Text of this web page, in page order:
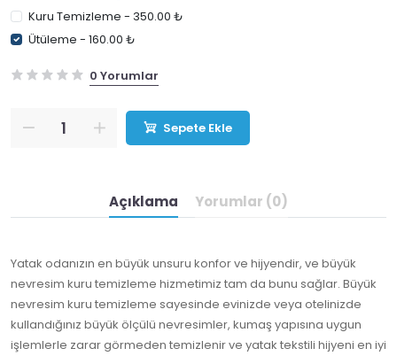
Kuru Temizleme - 350.00 ₺
Ütüleme - 160.00 ₺
0 Yorumlar
Sepete Ekle
Açıklama Yorumlar (0)
Yatak odanızın en büyük unsuru konfor ve hijyendir, ve büyük
nevresim kuru temizleme hizmetimiz tam da bunu sağlar. Büyük
nevresim kuru temizleme sayesinde evinizde veya otelinizde
kullandığınız büyük ölçülü nevresimler, kumaş yapısına uygun
işlemlerle zarar görmeden temizlenir ve yatak tekstili hijyeni en iyi